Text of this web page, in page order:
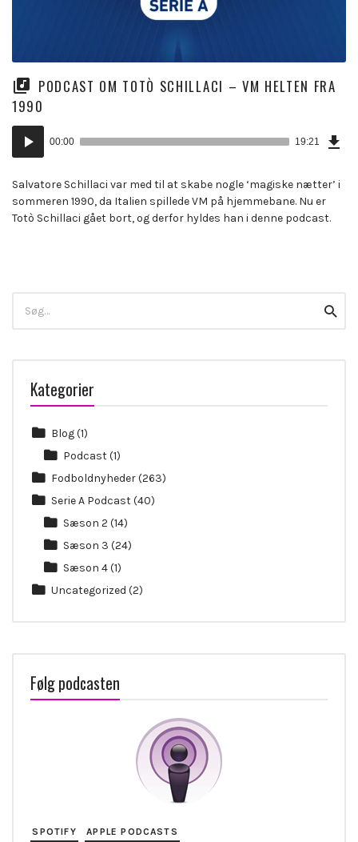
PODCAST OM TOTÒ SCHILLACI – VM HELTEN FRA
1990
Lydafspiller
00:00 19:21
Salvatore Schillaci var med til at skabe nogle ‘magiske nætter’ i
sommeren 1990, da Italien spillede VM på hjemmebane. Nu er
Totò Schillaci gået bort, og derfor hyldes han i denne podcast.
for:
Kategorier
Blog(1)
Podcast(1)
Fodboldnyheder(263)
Serie A Podcast(40)
Sæson 2 (14)
Sæson 3 (24)
Sæson 4(1)
Uncategorized (2)
Følg podcasten
SPOTIFY APPLE PODCASTS